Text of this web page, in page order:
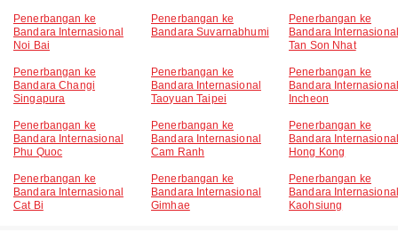
Penerbangan ke
Bandara Internasional
Noi Bai
Penerbangan ke
Bandara Suvarnabhumi
Penerbangan ke
Bandara Internasional
Tan Son Nhat
Penerbangan ke
Bandara Changi
Singapura
Penerbangan ke
Bandara Internasional
Taoyuan Taipei
Penerbangan ke
Bandara Internasional
Incheon
Penerbangan ke
Bandara Internasional
Phu Quoc
Penerbangan ke
Bandara Internasional
Cam Ranh
Penerbangan ke
Bandara Internasional
Hong Kong
Penerbangan ke
Bandara Internasional
Cat Bi
Penerbangan ke
Bandara Internasional
Gimhae
Penerbangan ke
Bandara Internasional
Kaohsiung